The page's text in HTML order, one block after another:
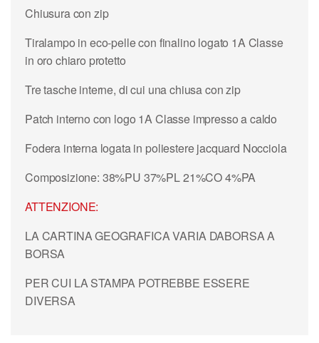
Chiusura con zip
Tiralampo in eco-pelle con finalino logato 1A Classe
in oro chiaro protetto
Tre tasche interne, di cui una chiusa con zip
Patch interno con logo 1A Classe impresso a caldo
Fodera interna logata in poliestere jacquard Nocciola
Composizione: 38%PU 37%PL 21%CO 4%PA
ATTENZIONE:
LA CARTINA GEOGRAFICA VARIA DABORSA A
BORSA
PER CUI LA STAMPA POTREBBE ESSERE
DIVERSA